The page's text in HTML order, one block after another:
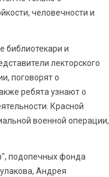
человечности и
библиотекари и
лекторского
поговорят о
ребята узнают о
Красной
военной операции,
подопечных фонда
Андрея